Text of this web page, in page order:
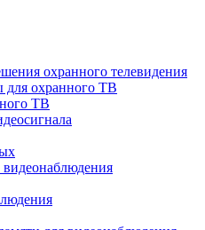
охранного телевидения
для охранного ТВ
ТВ